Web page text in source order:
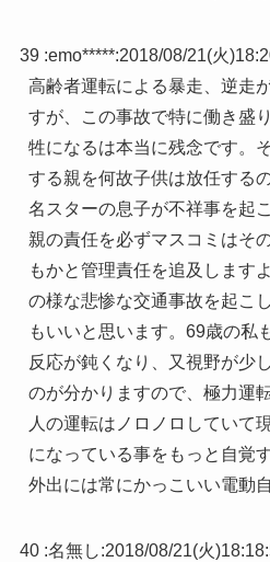
39 :emo*****:2018/08/21(火
高齢者運転による暴走、逆走
すが、この事故で特に働き盛
牲になるは本当に残念です。
する親を何故子供は放任する
名スターの息子が不祥事を起こ
親の責任を必ずマスコミはそ
もかと管理責任を追及します
の様な悲惨な交通事故を起こ
もいいと思います。69歳の私
反応が鈍くなり、又視野が少
のが分かりますので、極力運
人の運転はノロノロしていて
になっている事をもっと自覚
外出には常にかっこいい電動
40 :名無し:2018/08/21(火